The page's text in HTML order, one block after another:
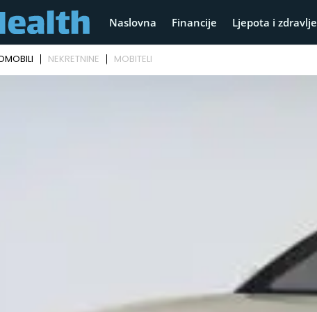
Naslovna Financije Ljepota i zdravlje